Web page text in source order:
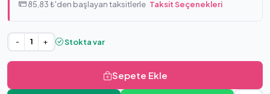
85,83 ₺'den başlayan taksitlerle Taksit Seçenekleri
- + Stokta var
Sepete Ekle